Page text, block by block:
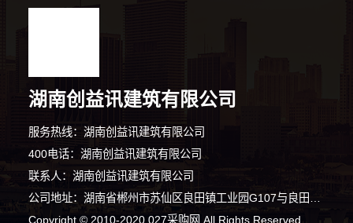
湖南创益讯建筑有限公司
服务热线：湖南创益讯建筑有限公司
400电话：湖南创益讯建筑有限公司
联系人：湖南创益讯建筑有限公司
Copyright © 2010-2020 027采购网 All Rights Reserved
6分钟前 李小姐 正在咨询